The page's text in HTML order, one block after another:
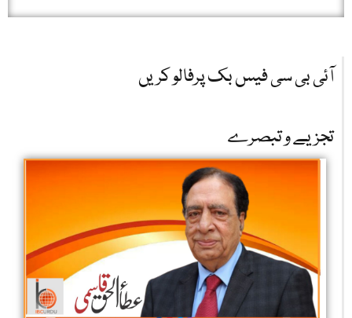
آئی بی سی فیس بک پرفالو کریں
تجزیے و تبصرے